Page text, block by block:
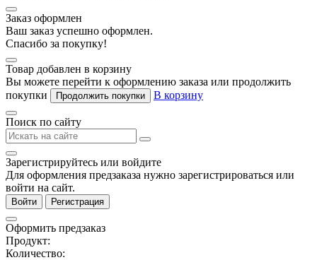
Заказ оформлен
Ваш заказ успешно оформлен.
Спасибо за покупку!
Товар добавлен в корзину
Вы можете перейти к оформлению заказа или продолжить
покупки
Продолжить покупки В корзину
Поиск по сайту
Зарегистрируйтесь или войдите
Для оформления предзаказа нужно зарегистрироваться или
войти на сайт.
Войти Регистрация
Оформить предзаказ
Продукт:
Количество: